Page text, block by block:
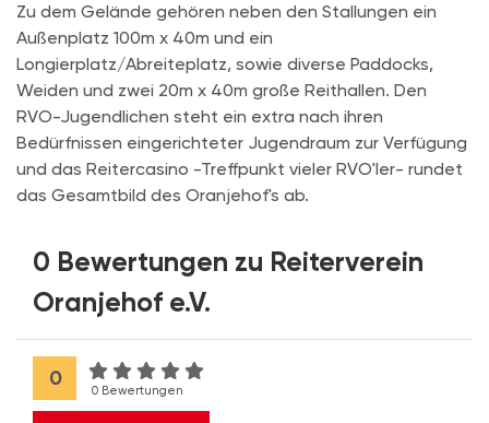
Zu dem Gelände gehören neben den Stallungen ein
Außenplatz 100m x 40m und ein
Longierplatz/Abreiteplatz, sowie diverse Paddocks,
Weiden und zwei 20m x 40m große Reithallen. Den
RVO-Jugendlichen steht ein extra nach ihren
Bedürfnissen eingerichteter Jugendraum zur Verfügung
und das Reitercasino -Treffpunkt vieler RVO'ler- rundet
das Gesamtbild des Oranjehof's ab.
0 Bewertungen zu Reiterverein
Oranjehof e.V.
0
0 Bewertungen